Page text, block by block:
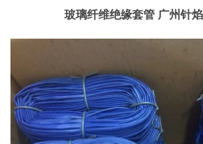
玻璃纤维绝缘套管 广州针